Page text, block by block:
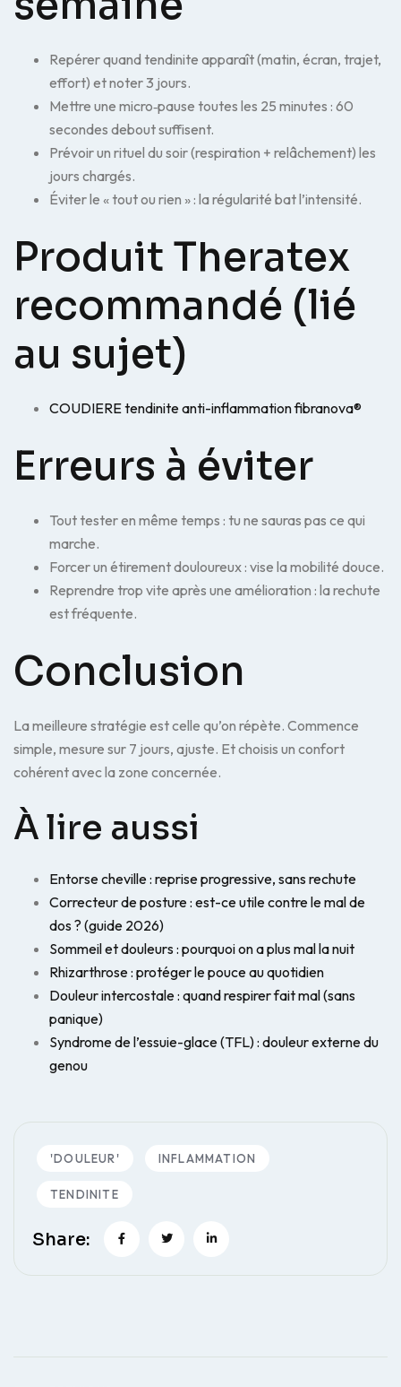
Repérer quand tendinite apparaît (matin, écran, trajet,
effort) et noter 3 jours.
Mettre une micro‑pause toutes les 25 minutes : 60
secondes debout suffisent.
Prévoir un rituel du soir (respiration + relâchement) les
jours chargés.
Éviter le « tout ou rien » : la régularité bat l’intensité.
Produit Theratex
recommandé (lié
au sujet)
COUDIERE tendinite anti-inflammation fibranova®
Erreurs à éviter
Tout tester en même temps : tu ne sauras pas ce qui
marche.
Forcer un étirement douloureux : vise la mobilité douce.
Reprendre trop vite après une amélioration : la rechute
est fréquente.
Conclusion
La meilleure stratégie est celle qu’on répète. Commence
simple, mesure sur 7 jours, ajuste. Et choisis un confort
cohérent avec la zone concernée.
À lire aussi
Entorse cheville : reprise progressive, sans rechute
Correcteur de posture : est-ce utile contre le mal de
dos ? (guide 2026)
Sommeil et douleurs : pourquoi on a plus mal la nuit
Rhizarthrose : protéger le pouce au quotidien
Douleur intercostale : quand respirer fait mal (sans
panique)
Syndrome de l’essuie-glace (TFL) : douleur externe du
genou
'DOULEUR' INFLAMMATION
TENDINITE
Share: